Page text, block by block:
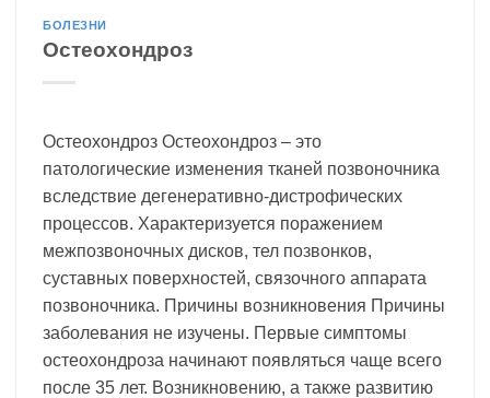
БОЛЕЗНИ
Остеохондроз
Остеохондроз Остеохондроз – это
патологические изменения тканей позвоночника
вследствие дегенеративно-дистрофических
процессов. Характеризуется поражением
межпозвоночных дисков, тел позвонков,
суставных поверхностей, связочного аппарата
позвоночника. Причины возникновения Причины
заболевания не изучены. Первые симптомы
остеохондроза начинают появляться чаще всего
после 35 лет. Возникновению, а также развитию